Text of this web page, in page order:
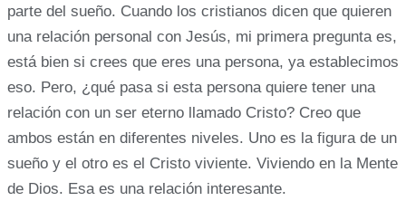
parte del sueño. Cuando los cristianos dicen que quieren
una relación personal con Jesús, mi primera pregunta es,
está bien si crees que eres una persona, ya establecimos
eso. Pero, ¿qué pasa si esta persona quiere tener una
relación con un ser eterno llamado Cristo? Creo que
ambos están en diferentes niveles. Uno es la figura de un
sueño y el otro es el Cristo viviente. Viviendo en la Mente
de Dios. Esa es una relación interesante.